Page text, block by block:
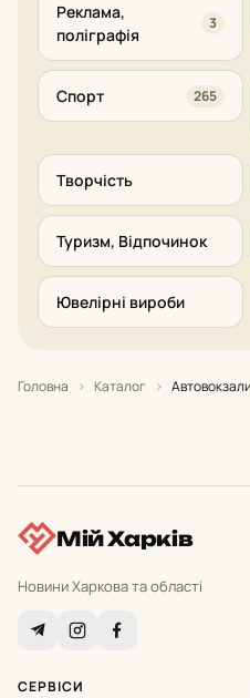
Реклама,
поліграфія
3
Спорт 265
Творчість
Туризм, Відпочинок
Ювелірні вироби
Головна › Каталог › Автовокзали
Мій Харків
Новини Харкова та області
СЕРВІСИ